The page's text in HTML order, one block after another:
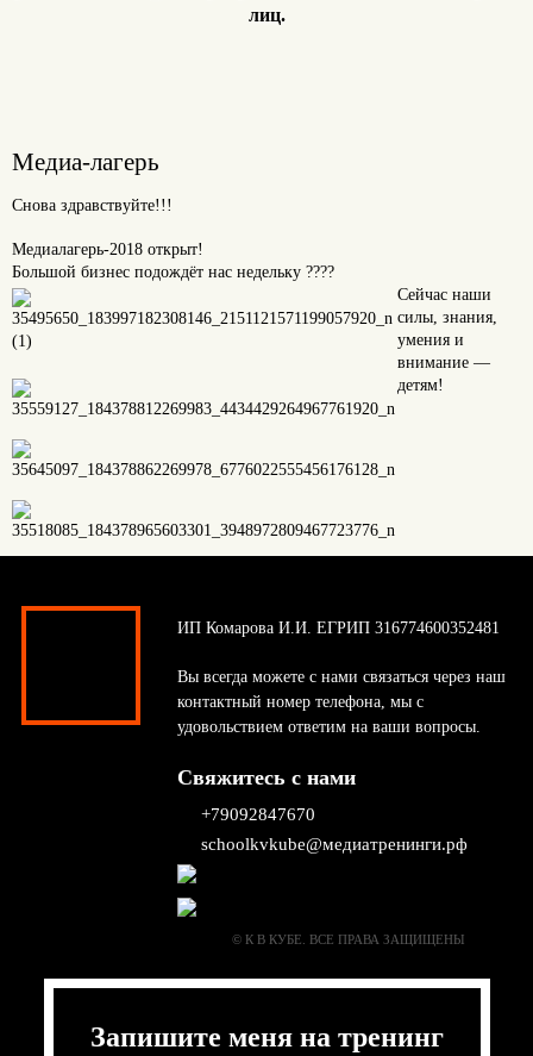
лиц.
Медиа-лагерь
Снова здравствуйте!!!
Медиалагерь-2018 открыт!
Большой бизнес подождёт нас недельку ????
Сейчас наши
силы, знания,
умения и
внимание —
детям!
ИП Комарова И.И. ЕГРИП 316774600352481
Вы всегда можете с нами связаться через наш
контактный номер телефона, мы с
удовольствием ответим на ваши вопросы.
Свяжитесь с нами
+79092847670
schoolkvkube@медиатренинги.рф
© К В КУБЕ. ВСЕ ПРАВА ЗАЩИЩЕНЫ
Запишите меня на тренинг